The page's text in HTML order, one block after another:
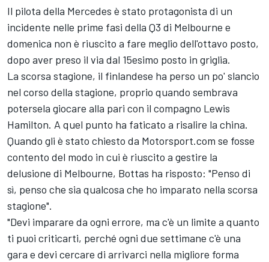
Il pilota della Mercedes è stato protagonista di un
incidente nelle prime fasi della Q3 di Melbourne e
domenica non è riuscito a fare meglio dell'ottavo posto,
dopo aver preso il via dal 15esimo posto in griglia.
La scorsa stagione, il finlandese ha perso un po' slancio
nel corso della stagione, proprio quando sembrava
potersela giocare alla pari con il compagno Lewis
Hamilton. A quel punto ha faticato a risalire la china.
Quando gli è stato chiesto da Motorsport.com se fosse
contento del modo in cui è riuscito a gestire la
delusione di Melbourne, Bottas ha risposto: "Penso di
sì, penso che sia qualcosa che ho imparato nella scorsa
stagione".
"Devi imparare da ogni errore, ma c'è un limite a quanto
ti puoi criticarti, perché ogni due settimane c'è una
gara e devi cercare di arrivarci nella migliore forma